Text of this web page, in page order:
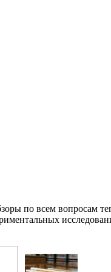
по всем вопросам